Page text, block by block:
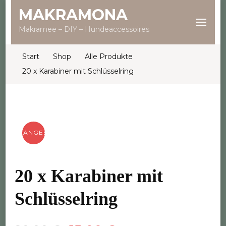
MAKRAMONA
Makramee – DIY – Hundeaccessoires
Start Shop
Alle Produkte
20 x Karabiner mit Schlüsselring
ANGEBOT!
20 x Karabiner mit
Schlüsselring